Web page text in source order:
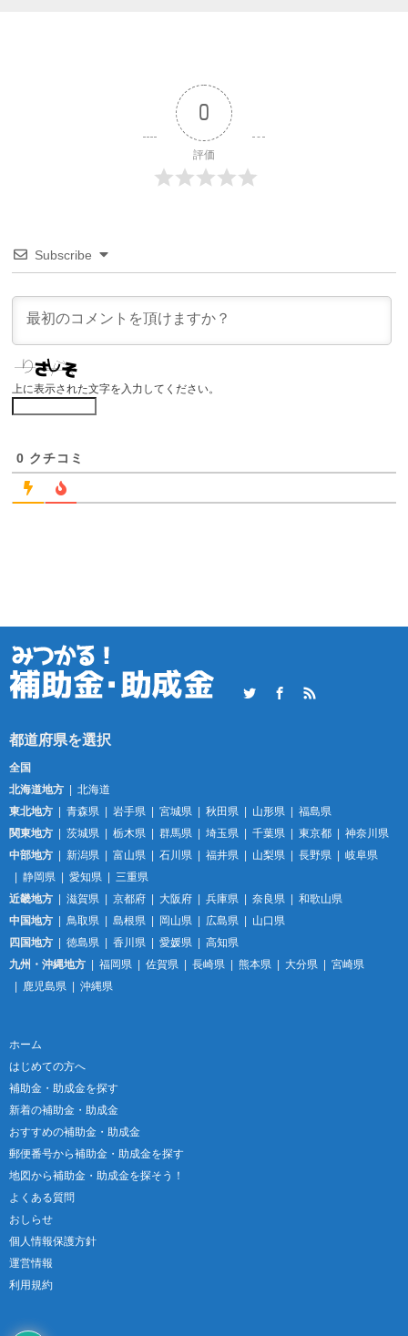
0
評価
Subscribe
上に表示された文字を入力してください。
0 クチコミ
TwitterFacebookRSS
全国
北海道地方
北海道
東北地方
青森県 岩手県 宮城県 秋田県 山形県
福島県
関東地方
茨城県 栃木県 群馬県 埼玉県 千葉県 東京都
神奈川県
中部地方
新潟県 富山県 石川県 福井県 山梨県 長野県
岐阜県
静岡県
愛知県
三重県
近畿地方
滋賀県 京都府 大阪府 兵庫県 奈良県
和歌山県
中国地方
鳥取県 島根県 岡山県 広島県
山口県
四国地方
徳島県 香川県 愛媛県
高知県
九州・沖縄地方
福岡県 佐賀県 長崎県 熊本県 大分県
宮崎県
鹿児島県
沖縄県
ホーム
はじめての方へ
補助金・助成金を探す
新着の補助金・助成金
おすすめの補助金・助成金
郵便番号から補助金・助成金を探す
地図から補助金・助成金を探そう！
よくある質問
おしらせ
個人情報保護方針
運営情報
利用規約